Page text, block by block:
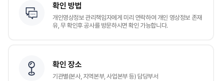
확인 방법
개인영상정보 관리책임자에게 미리 연락하여 개인 영상정보 존재
유, 무 확인후 공사를 방문하시면 확인 가능합니다.
확인 장소
기관별(본사, 지역본부, 사업본부 등) 담당부서